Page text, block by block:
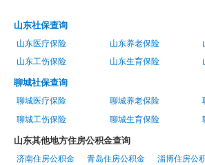
山东社保查询
山东医疗保险 山东养老保险
山东工伤保险
山东生育保险
聊城社保查询
聊城医疗保险 聊城养老保险
聊城工伤保险
聊城生育保险
山东其他地方住房公积金查询
济南住房公积金 青岛住房公积金 淄博住房公